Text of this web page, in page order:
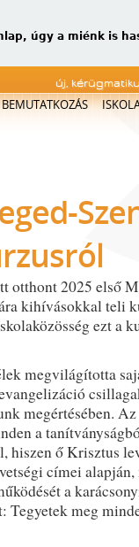
úgy a miénk is
új,
BEMUTATKOZÁS
otthont 2025 első
kihívásokkal teli
ezt a
megvilágította
megértésében.
a
hiszen ő Krisztus
címei alapján,
a
Tegyetek meg